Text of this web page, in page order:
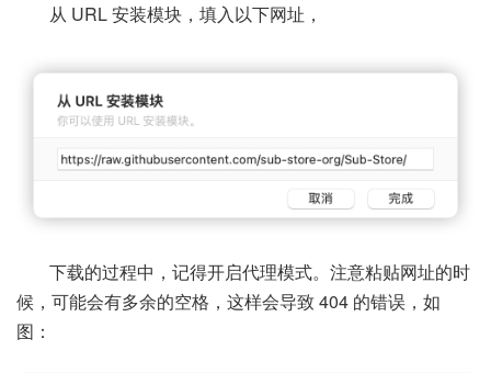
从 URL 安装模块，填入以下网址，
下载的过程中，记得开启代理模式。注意粘贴网址的时
候，可能会有多余的空格，这样会导致 404 的错误，如
图：